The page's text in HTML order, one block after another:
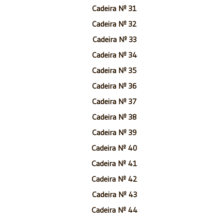
Cadeira Nº 31
Cadeira Nº 32
Cadeira Nº 33
Cadeira Nº 34
Cadeira Nº 35
Cadeira Nº 36
Cadeira Nº 37
Cadeira Nº 38
Cadeira Nº 39
Cadeira Nº 40
Cadeira Nº 41
Cadeira Nº 42
Cadeira Nº 43
Cadeira Nº 44